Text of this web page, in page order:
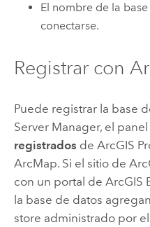
El nombre de la
conectarse.
Registrar con
Puede registrar la base
Server Manager, el panel
registrados de ArcGIS
ArcMap. Si el sitio de
con un portal de ArcGIS
la base de datos
store administrado por